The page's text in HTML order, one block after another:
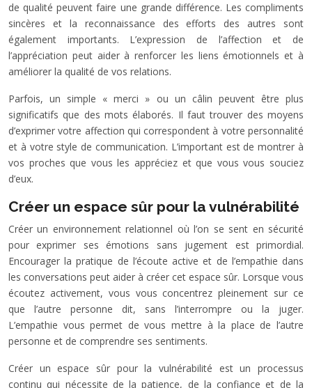
de qualité peuvent faire une grande différence. Les compliments
sincères et la reconnaissance des efforts des autres sont
également importants. L’expression de l’affection et de
l’appréciation peut aider à renforcer les liens émotionnels et à
améliorer la qualité de vos relations.
Parfois, un simple « merci » ou un câlin peuvent être plus
significatifs que des mots élaborés. Il faut trouver des moyens
d’exprimer votre affection qui correspondent à votre personnalité
et à votre style de communication. L’important est de montrer à
vos proches que vous les appréciez et que vous vous souciez
d’eux.
Créer un espace sûr pour la vulnérabilité
Créer un environnement relationnel où l’on se sent en sécurité
pour exprimer ses émotions sans jugement est primordial.
Encourager la pratique de l’écoute active et de l’empathie dans
les conversations peut aider à créer cet espace sûr. Lorsque vous
écoutez activement, vous vous concentrez pleinement sur ce
que l’autre personne dit, sans l’interrompre ou la juger.
L’empathie vous permet de vous mettre à la place de l’autre
personne et de comprendre ses sentiments.
Créer un espace sûr pour la vulnérabilité est un processus
continu qui nécessite de la patience, de la confiance et de la